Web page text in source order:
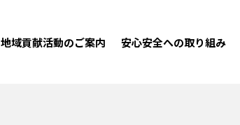
地域貢献活動のご案内 安心安全への取り組み